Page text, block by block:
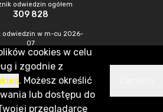
odwiedzin ogółem
309 828
odwiedzin w m-cu 2026-
07
526
cookies w celu
i zgodnie z
. Możesz określić
lub dostępu do
przeglądarce